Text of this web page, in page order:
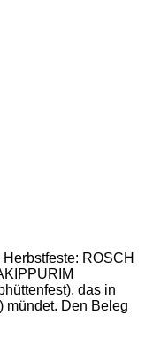
ROSCH
das in
mündet. Den Beleg